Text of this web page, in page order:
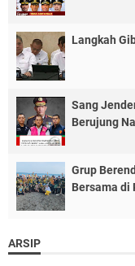
Langkah
Sang
Berujung
Grup
Bersama di
ARSIP